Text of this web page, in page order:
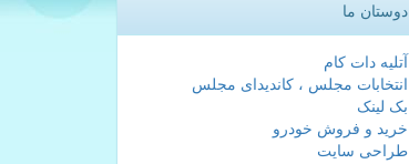
دوستان ما
آتلیه دات کام
انتخابات مجلس ، کاندیدای مجلس
بک لینک
خرید و فروش خودرو
طراحی سایت